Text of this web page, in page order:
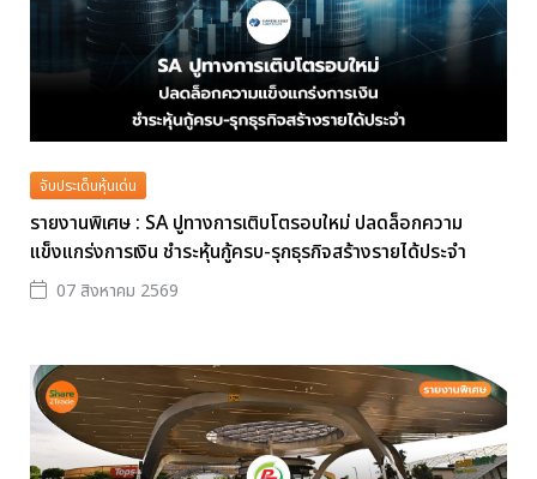
จับประเด็นหุ้นเด่น
รายงานพิเศษ : SA ปูทางการเติบโตรอบใหม่ ปลดล็อกความ
แข็งแกร่งการเงิน ชำระหุ้นกู้ครบ-รุกธุรกิจสร้างรายได้ประจำ
07 สิงหาคม 2569